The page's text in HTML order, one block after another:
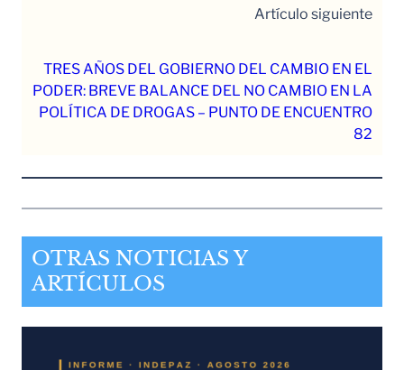
Artículo siguiente
TRES AÑOS DEL GOBIERNO DEL CAMBIO EN EL
PODER: BREVE BALANCE DEL NO CAMBIO EN LA
POLÍTICA DE DROGAS – PUNTO DE ENCUENTRO
82
OTRAS NOTICIAS Y
ARTÍCULOS